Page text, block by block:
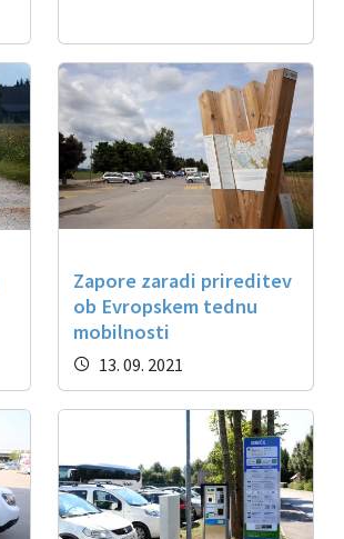
Zapore zaradi prireditev
ob Evropskem tednu
mobilnosti
13. 09. 2021